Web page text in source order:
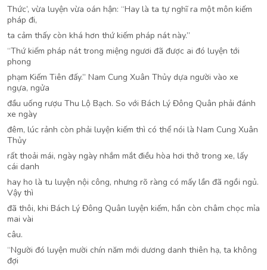
Thức’, vừa luyện vừa oán hận: “Hay là ta tự nghĩ ra một môn kiếm
pháp đi,
ta cảm thấy còn khá hơn thứ kiếm pháp nát này.”
“Thứ kiếm pháp nát trong miệng ngươi đã được ai đó luyện tới
phong
phạm Kiếm Tiên đấy.” Nam Cung Xuân Thủy dựa người vào xe
ngựa, ngửa
đầu uống rượu Thu Lộ Bạch. So với Bách Lý Đông Quân phải đánh
xe ngày
đêm, lúc rảnh còn phải luyện kiếm thì có thể nói là Nam Cung Xuân
Thủy
rất thoải mái, ngày ngày nhắm mắt điều hòa hơi thở trong xe, lấy
cái danh
hay ho là tu luyện nội công, nhưng rõ ràng có mấy lần đã ngồi ngủ.
Vậy thì
đã thôi, khi Bách Lý Đông Quân luyện kiếm, hắn còn châm chọc mỉa
mai vài
câu.
“Người đó luyện mười chín năm mới dương danh thiên hạ, ta không
đợi